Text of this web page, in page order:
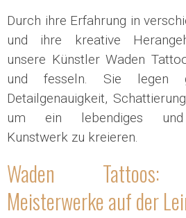
Durch ihre Erfahrung in
und ihre kreative
unsere Künstler Waden
und fesseln. Sie legen
Detailgenauigkeit,
um ein lebendiges und
Kunstwerk zu kreieren.
Waden Tattoos:
Meisterwerke auf der